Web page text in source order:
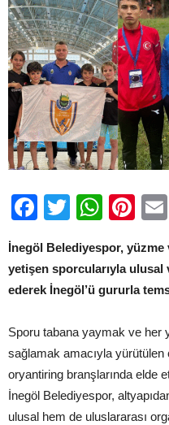
Facebook
Twitter
İnegöl Belediyespor,
yetişen sporcularıyla ulusal
ederek İnegöl’ü gururla
Sporu tabana yaymak ve her
sağlamak amacıyla
oryantiring branşlarında elde
İnegöl Belediyespor,
ulusal hem de uluslararası